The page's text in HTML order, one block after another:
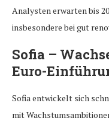
Analysten erwarten bis
insbesondere bei gut
Sofia –
Euro-
Sofia entwickelt sich
mit